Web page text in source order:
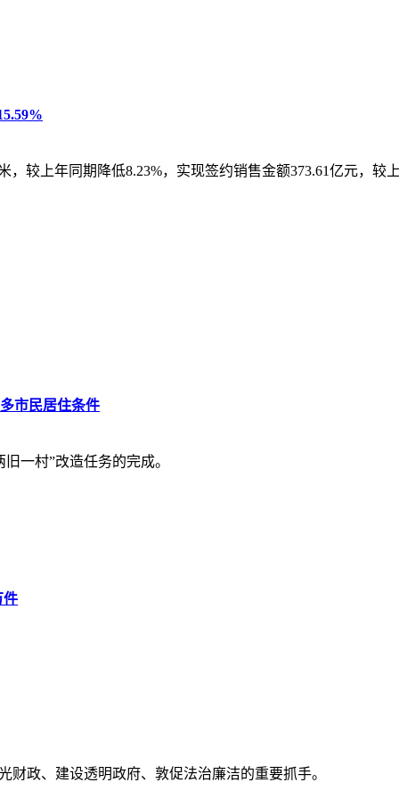
，较上年同期降低8.23%，实现签约销售金额373.61亿元，较
市民居住条件
一村”改造任务的完成。
件
财政、建设透明政府、敦促法治廉洁的重要抓手。